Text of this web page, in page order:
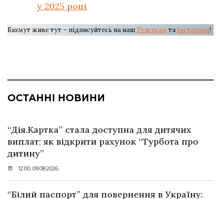
у 2025 році
Бахмут живе тут – підписуйтесь на нашТелеграм та Інстаграм!
ОСТАННІ НОВИНИ
“Дія.Картка” стала доступна для дитячих
виплат: як відкрити рахунок “Турбота про
дитину”
12:00, 09.08.2026
“Білий паспорт” для повернення в Україну: